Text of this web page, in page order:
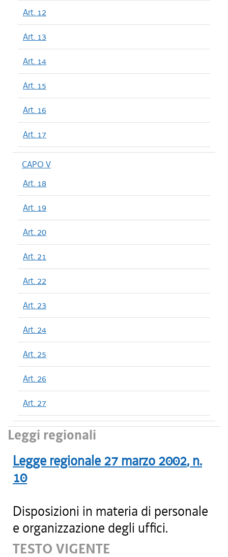
Art. 12
Art. 13
Art. 14
Art. 15
Art. 16
Art. 17
CAPO V
Art. 18
Art. 19
Art. 20
Art. 21
Art. 22
Art. 23
Art. 24
Art. 25
Art. 26
Art. 27
Leggi regionali
Legge regionale 27 marzo 2002, n.
10
Disposizioni in materia di personale
e organizzazione degli uffici.
TESTO VIGENTE